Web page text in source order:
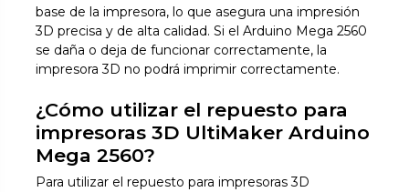
base de la impresora, lo que asegura una impresión
3D precisa y de alta calidad. Si el Arduino Mega 2560
se daña o deja de funcionar correctamente, la
impresora 3D no podrá imprimir correctamente.
¿Cómo utilizar el repuesto para
impresoras 3D UltiMaker Arduino
Mega 2560?
Para utilizar el repuesto para impresoras 3D